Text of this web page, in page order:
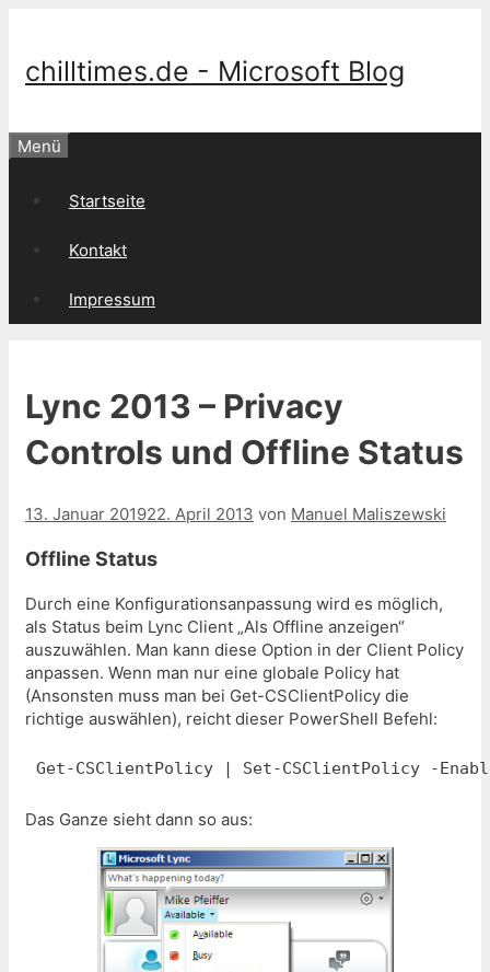
Inhalt
chilltimes.de - Microsoft Blog
Menü
Startseite
Kontakt
Impressum
Lync 2013 – Privacy
Controls und Offline Status
13. Januar 201922. April 2013 von Manuel Maliszewski
Offline Status
Durch eine Konfigurationsanpassung wird es möglich,
als Status beim Lync Client „Als Offline anzeigen“
auszuwählen. Man kann diese Option in der Client Policy
anpassen. Wenn man nur eine globale Policy hat
(Ansonsten muss man bei Get-CSClientPolicy die
richtige auswählen), reicht dieser PowerShell Befehl:
Get-CSClientPolicy | Set-CSClientPolicy -
Das Ganze sieht dann so aus: